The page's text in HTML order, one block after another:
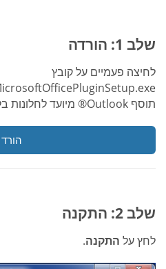
שלב 1: הורדה
לחיצה פעמיים על קובץ
תוסף Outlook® מיועד לחלונות בלבד.
הורד
שלב 2: התקנה
לחץ על התקנה.